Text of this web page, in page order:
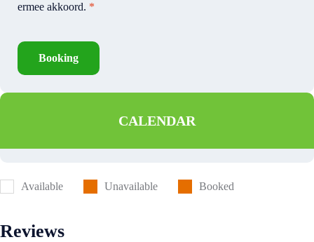
ermee akkoord. *
Booking
CALENDAR
Available Unavailable Booked
Reviews